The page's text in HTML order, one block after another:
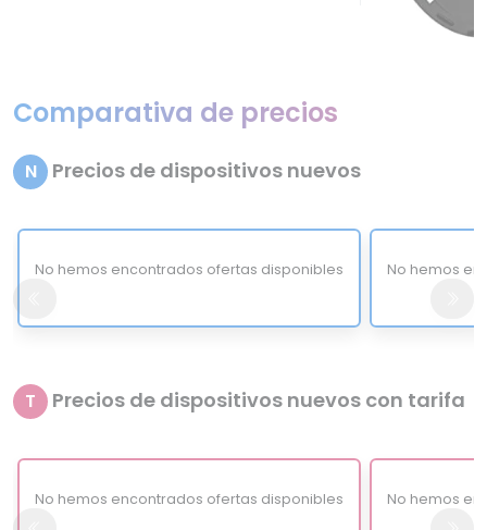
Comparativa de precios
N Precios de dispositivos nuevos
No hemos encontrados ofertas disponibles No hemos
T Precios de dispositivos nuevos con tarifa
No hemos encontrados ofertas disponibles No hemos